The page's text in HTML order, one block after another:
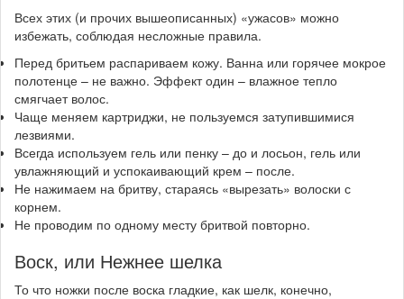
Всех этих (и прочих вышеописанных) «ужасов» можно
избежать, соблюдая несложные правила.
Перед бритьем распариваем кожу. Ванна или горячее мокрое
полотенце – не важно. Эффект один – влажное тепло
смягчает волос.
Чаще меняем картриджи, не пользуемся затупившимися
лезвиями.
Всегда используем гель или пенку – до и лосьон, гель или
увлажняющий и успокаивающий крем – после.
Не нажимаем на бритву, стараясь «вырезать» волоски с
корнем.
Не проводим по одному месту бритвой повторно.
Воск, или Нежнее шелка
То что ножки после воска гладкие, как шелк, конечно,